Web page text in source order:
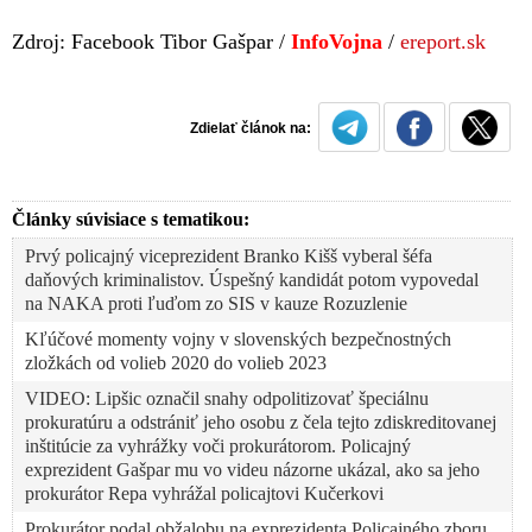
Zdroj: Facebook Tibor Gašpar / InfoVojna / ereport.sk
Zdielať článok na:
Články súvisiace s tematikou:
Prvý policajný viceprezident Branko Kišš vyberal šéfa
daňových kriminalistov. Úspešný kandidát potom vypovedal
na NAKA proti ľuďom zo SIS v kauze Rozuzlenie
Kľúčové momenty vojny v slovenských bezpečnostných
zložkách od volieb 2020 do volieb 2023
VIDEO: Lipšic označil snahy odpolitizovať špeciálnu
prokuratúru a odstrániť jeho osobu z čela tejto zdiskreditovanej
inštitúcie za vyhrážky voči prokurátorom. Policajný
exprezident Gašpar mu vo videu názorne ukázal, ako sa jeho
prokurátor Repa vyhrážal policajtovi Kučerkovi